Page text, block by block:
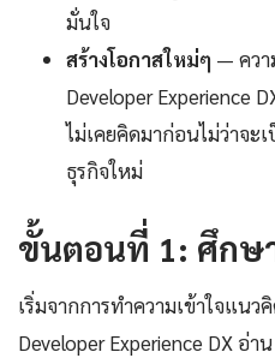
มั่นใจ
สร้างโอกาสใหม่ๆ — ควา
Developer Experience
ไม่เคยคิดมาก่อนไม่ว่าจะ
ธุรกิจใหม่
ขั้นตอนที่ 1: ศึก
เริ่มจากการทำความเข้าใจแน
Developer Experience DX อ่